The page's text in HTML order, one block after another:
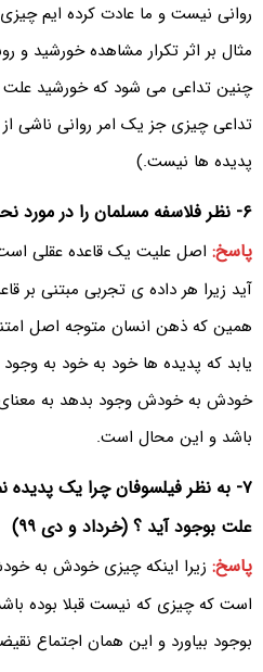
روانی نیست و ما عادت کرده ایم
مثال بر اثر تکرار مشاهده خورشید
چنین تداعی می شود که خورشید
تداعی چیزی جز یک امر روانی ناشی
پدیده ها نیست.)
۶- نظر فلاسفه مسلمان را در مورد نحوه درک اصل علیت بنویسید.
پاسخ: اصل علیت یک قاعده عقلی
آید زیرا هر داده ی تجربی مبتنی بر
همین که ذهن انسان متوجه اصل
یابد که پدیده ها خود به خود به وجود
خودش به خودش وجود بدهد به
باشد و این محال است.
۷- به نظر فیلسوفان چرا یک
علت بوجود آید ؟ (خرداد و دی ۹۹)
پاسخ: زیرا اینکه چیزی خودش به
است که چیزی که نیست قبلا بوده
بوجود بیاورد و این همان اجتماع